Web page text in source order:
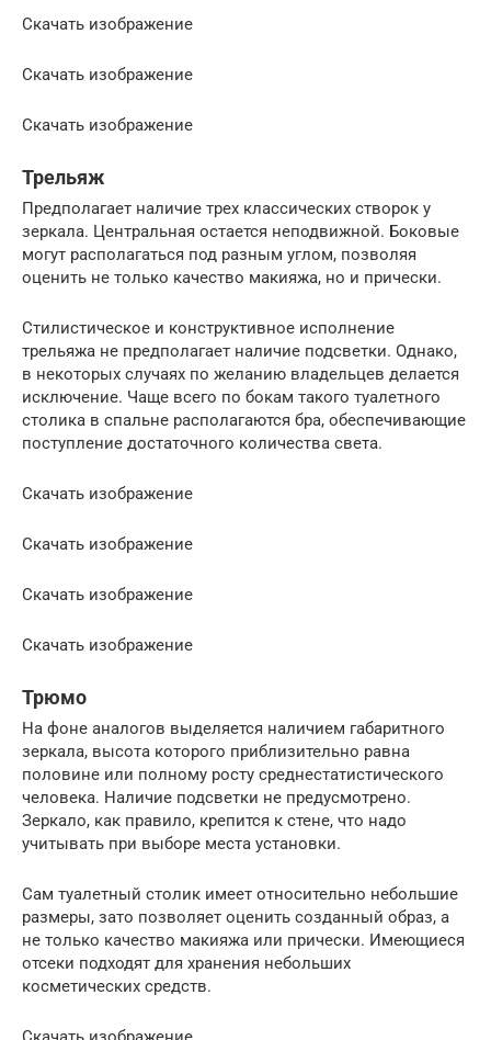
Скачать изображение
Скачать изображение
Скачать изображение
Трельяж
Предполагает наличие трех классических створок у
зеркала. Центральная остается неподвижной. Боковые
могут располагаться под разным углом, позволяя
оценить не только качество макияжа, но и прически.
Стилистическое и конструктивное исполнение
трельяжа не предполагает наличие подсветки. Однако,
в некоторых случаях по желанию владельцев делается
исключение. Чаще всего по бокам такого туалетного
столика в спальне располагаются бра, обеспечивающие
поступление достаточного количества света.
Скачать изображение
Скачать изображение
Скачать изображение
Скачать изображение
Трюмо
На фоне аналогов выделяется наличием габаритного
зеркала, высота которого приблизительно равна
половине или полному росту среднестатистического
человека. Наличие подсветки не предусмотрено.
Зеркало, как правило, крепится к стене, что надо
учитывать при выборе места установки.
Сам туалетный столик имеет относительно небольшие
размеры, зато позволяет оценить созданный образ, а
не только качество макияжа или прически. Имеющиеся
отсеки подходят для хранения небольших
косметических средств.